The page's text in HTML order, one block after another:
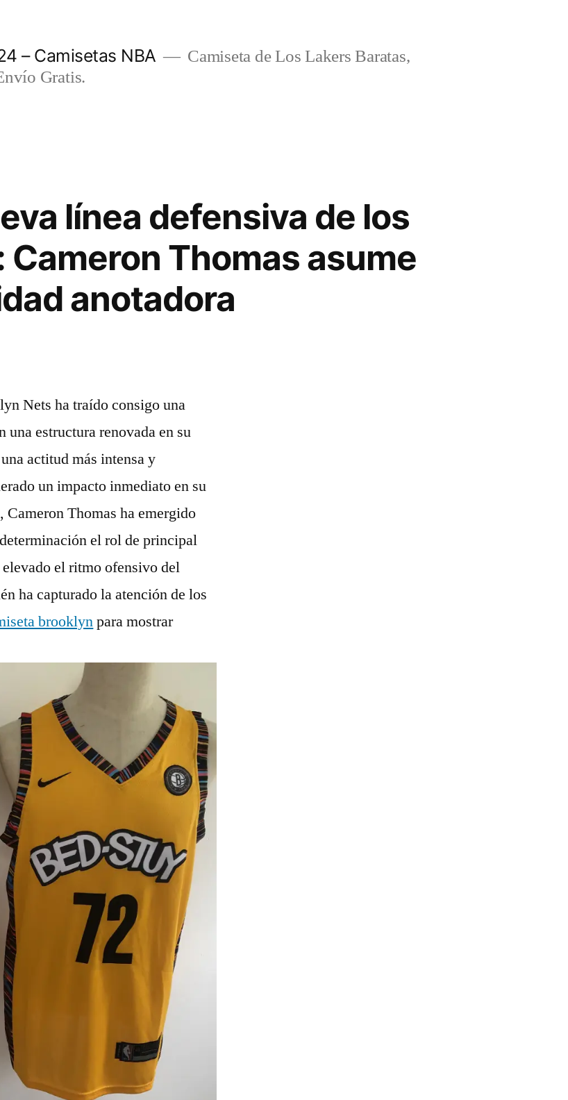
– Camisetas NBA
Camiseta de Los Lakers Baratas,
Gratis.
línea defensiva de los
Thomas asume
anotadora
Nets ha traído consigo una
estructura renovada en su
actitud más intensa y
un impacto inmediato en su
Thomas ha emergido
el rol de principal
el ritmo ofensivo del
ha capturado la atención de los
brooklynpara mostrar